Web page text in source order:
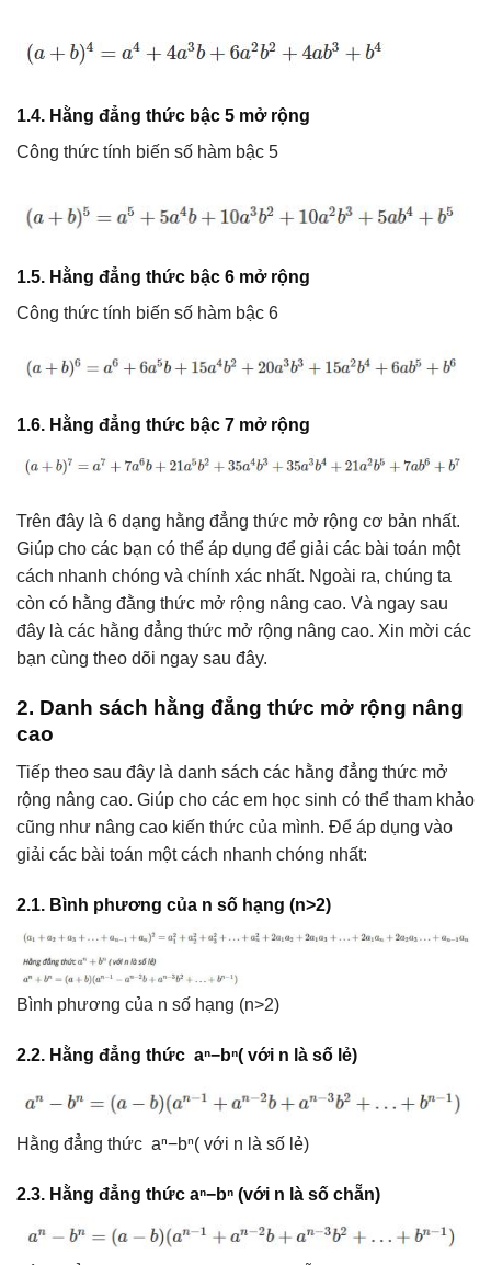
1.4. Hằng đẳng thức bậc 5 mở rộng
Công thức tính biến số hàm bậc 5
1.5. Hằng đẳng thức bậc 6 mở rộng
Công thức tính biến số hàm bậc 6
1.6. Hằng đẳng thức bậc 7 mở rộng
Trên đây là 6 dạng hằng đẳng thức mở rộng cơ bản nhất.
Giúp cho các bạn có thể áp dụng để giải các bài toán một
cách nhanh chóng và chính xác nhất. Ngoài ra, chúng ta
còn có hằng đằng thức mở rộng nâng cao. Và ngay sau
đây là các hằng đẳng thức mở rộng nâng cao. Xin mời các
bạn cùng theo dõi ngay sau đây.
2. Danh sách hằng đẳng thức mở rộng nâng
cao
Tiếp theo sau đây là danh sách các hằng đẳng thức mở
rộng nâng cao. Giúp cho các em học sinh có thể tham khảo
cũng như nâng cao kiến thức của mình. Để áp dụng vào
giải các bài toán một cách nhanh chóng nhất:
2.1. Bình phương của n số hạng (n>2)
Bình phương của n số hạng (n>2)
2.2. Hằng đẳng thức aⁿ−bⁿ( với n là số lẻ)
Hằng đẳng thức aⁿ−bⁿ( với n là số lẻ)
2.3. Hằng đẳng thức aⁿ−bⁿ (với n là số chẵn)